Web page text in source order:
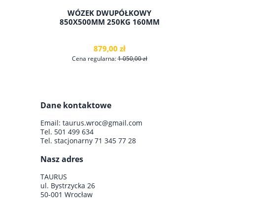
WÓZEK DWUPÓŁKOWY
850X500MM 250KG 160MM
879,00 zł
Cena regularna:1 050,00 zł
do koszyka
Dane kontaktowe
Email: taurus.wroc@gmail.com
Tel. 501 499 634
Tel. stacjonarny 71 345 77 28
Nasz adres
TAURUS
ul. Bystrzycka 26
50-001 Wrocław